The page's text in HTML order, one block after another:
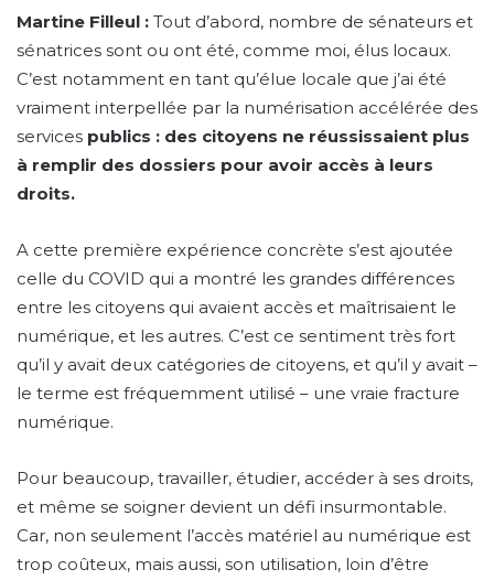
Martine Filleul : Tout d’abord, nombre de sénateurs et
sénatrices sont ou ont été, comme moi, élus locaux.
C’est notamment en tant qu’élue locale que j’ai été
vraiment interpellée par la numérisation accélérée des
services publics : des citoyens ne réussissaient plus
à remplir des dossiers pour avoir accès à leurs
droits.
A cette première expérience concrète s’est ajoutée
celle du COVID qui a montré les grandes différences
entre les citoyens qui avaient accès et maîtrisaient le
numérique, et les autres. C’est ce sentiment très fort
qu’il y avait deux catégories de citoyens, et qu’il y avait –
le terme est fréquemment utilisé – une vraie fracture
numérique.
Pour beaucoup, travailler, étudier, accéder à ses droits,
et même se soigner devient un défi insurmontable.
Car, non seulement l’accès matériel au numérique est
trop coûteux, mais aussi, son utilisation, loin d’être